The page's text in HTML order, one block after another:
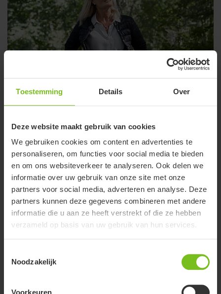
Toestemming Details Over
Deze website maakt gebruik van cookies
We gebruiken cookies om content en advertenties te
personaliseren, om functies voor social media te bieden
en om ons websiteverkeer te analyseren. Ook delen we
informatie over uw gebruik van onze site met onze
partners voor social media, adverteren en analyse. Deze
partners kunnen deze gegevens combineren met andere
informatie die u aan ze heeft verstrekt of die ze hebben
verzameld op basis van uw gebruik van hun services.
Noodzakelijk
Voorkeuren
Dagelijks gebruik rolstoel
Semi-permanente rolstoel die voor iedereen de juiste
zithouding creëert en een goede rugondersteuning geeft.